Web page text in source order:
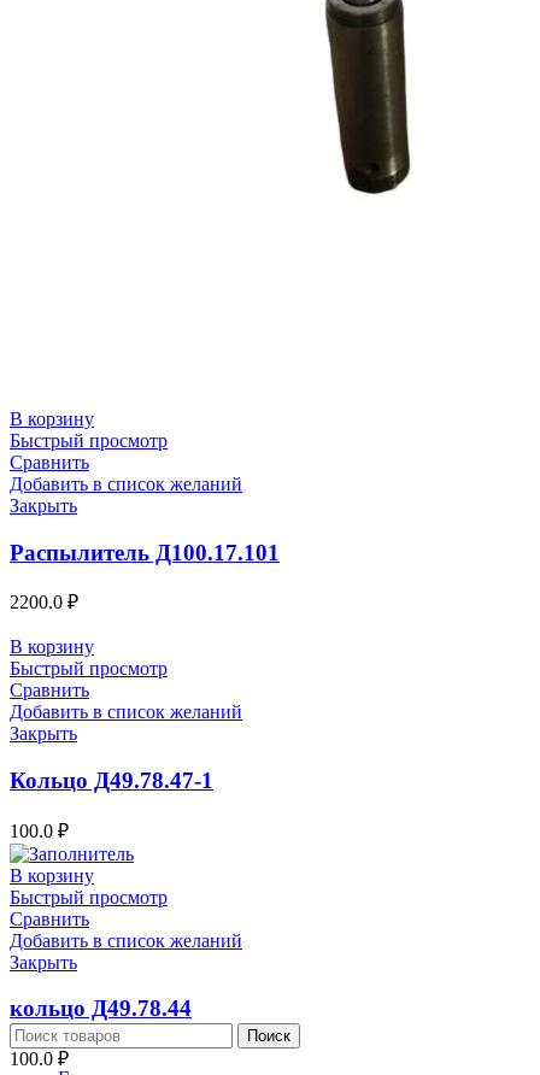
В корзину
Быстрый просмотр
Сравнить
Добавить в список желаний
Закрыть
Распылитель Д100.17.101
2200.0 ₽
В корзину
Быстрый просмотр
Сравнить
Добавить в список желаний
Закрыть
Кольцо Д49.78.47-1
100.0 ₽
В корзину
Быстрый просмотр
Сравнить
Добавить в список желаний
Закрыть
кольцо Д49.78.44
100.0 ₽
Поиск